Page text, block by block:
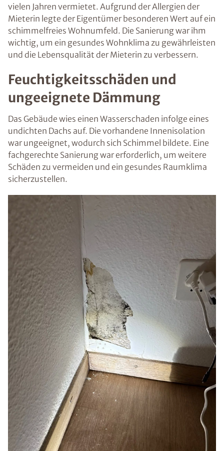
vielen Jahren vermietet. Aufgrund der Allergien der
Mieterin legte der Eigentümer besonderen Wert auf ein
schimmelfreies Wohnumfeld. Die Sanierung war ihm
wichtig, um ein gesundes Wohnklima zu gewährleisten
und die Lebensqualität der Mieterin zu verbessern.
Feuchtigkeitsschäden und
ungeeignete Dämmung
Das Gebäude wies einen Wasserschaden infolge eines
undichten Dachs auf. Die vorhandene Innenisolation
war ungeeignet, wodurch sich Schimmel bildete. Eine
fachgerechte Sanierung war erforderlich, um weitere
Schäden zu vermeiden und ein gesundes Raumklima
sicherzustellen.